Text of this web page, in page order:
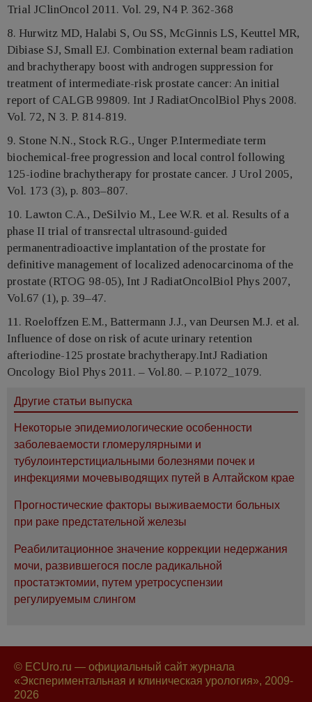
Trial JClinOncol 2011. Vol. 29, N4 P. 362-368
8. Hurwitz MD, Halabi S, Ou SS, McGinnis LS, Keuttel MR,
Dibiase SJ, Small EJ. Combination external beam radiation
and brachytherapy boost with androgen suppression for
treatment of intermediate-risk prostate cancer: An initial
report of CALGB 99809. Int J RadiatOncolBiol Phys 2008.
Vol. 72, N 3. P. 814-819.
9. Stone N.N., Stock R.G., Unger P.Intermediate term
biochemical-free progression and local control following
125-iodine brachytherapy for prostate cancer. J Urol 2005,
Vol. 173 (3), p. 803–807.
10. Lawton C.A., DeSilvio M., Lee W.R. et al. Results of a
phase II trial of transrectal ultrasound-guided
permanentradioactive implantation of the prostate for
definitive management of localized adenocarcinoma of the
prostate (RTOG 98-05), Int J RadiatOncolBiol Phys 2007,
Vol.67 (1), p. 39–47.
11. Roeloffzen E.M., Battermann J.J., van Deursen M.J. et al.
Influence of dose on risk of acute urinary retention
afteriodine-125 prostate brachytherapy.IntJ Radiation
Oncology Biol Phys 2011. – Vol.80. – P.1072_1079.
Другие статьи выпуска
Некоторые эпидемиологические особенности
заболеваемости гломерулярными и
тубулоинтерстициальными болезнями почек и
инфекциями мочевыводящих путей в Алтайском крае
Прогностические факторы выживаемости больных
при раке предстательной железы
Реабилитационное значение коррекции недержания
мочи, развившегося после радикальной
простатэктомии, путем уретросуспензии
регулируемым слингом
© ECUro.ru — официальный сайт журнала
«Экспериментальная и клиническая урология», 2009-
2026